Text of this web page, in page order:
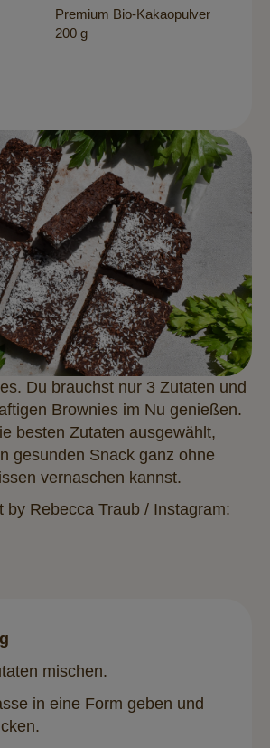
Premium Bio-Kakaopulver
200 g
Du brauchst nur 3 Zutaten und
Brownies im Nu genießen.
besten Zutaten ausgewählt,
gesunden Snack ganz ohne
vernaschen kannst.
Rebecca Traub / Instagram:
mischen.
in eine Form geben und